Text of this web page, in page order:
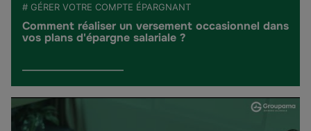
# GÉRER VOTRE COMPTE ÉPARGNANT
Comment réaliser un versement occasionnel dans
vos plans d'épargne salariale ?